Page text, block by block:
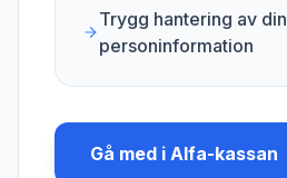
Trygg hantering av din
personinformation
Gå med i Alfa-kassan